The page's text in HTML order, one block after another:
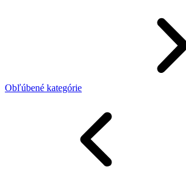
Obľúbené kategórie